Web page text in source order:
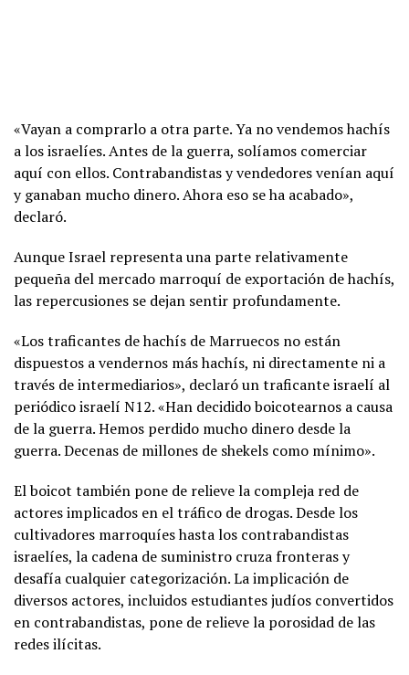
«Vayan a comprarlo a otra parte. Ya no vendemos hachís
a los israelíes. Antes de la guerra, solíamos comerciar
aquí con ellos. Contrabandistas y vendedores venían aquí
y ganaban mucho dinero. Ahora eso se ha acabado»,
declaró.
Aunque Israel representa una parte relativamente
pequeña del mercado marroquí de exportación de hachís,
las repercusiones se dejan sentir profundamente.
«Los traficantes de hachís de Marruecos no están
dispuestos a vendernos más hachís, ni directamente ni a
través de intermediarios», declaró un traficante israelí al
periódico israelí N12. «Han decidido boicotearnos a causa
de la guerra. Hemos perdido mucho dinero desde la
guerra. Decenas de millones de shekels como mínimo».
El boicot también pone de relieve la compleja red de
actores implicados en el tráfico de drogas. Desde los
cultivadores marroquíes hasta los contrabandistas
israelíes, la cadena de suministro cruza fronteras y
desafía cualquier categorización. La implicación de
diversos actores, incluidos estudiantes judíos convertidos
en contrabandistas, pone de relieve la porosidad de las
redes ilícitas.